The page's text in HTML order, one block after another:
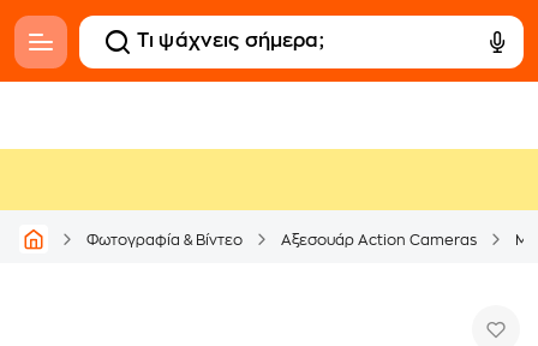
Φωτογραφία & Βίντεο Αξεσουάρ Action Cameras